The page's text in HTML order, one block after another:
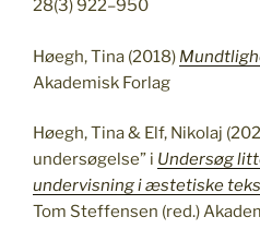
28(3) 922–950
Høegh, Tina (2018)
Akademisk Forlag
Høegh, Tina & Elf, Nikolaj
undersøgelse” i Undersøg
undervisning i æstetiske
Tom Steffensen (red.)